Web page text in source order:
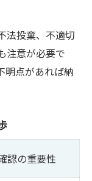
法投棄、不適切
注意が必要で
明点があれば納
認の重要性